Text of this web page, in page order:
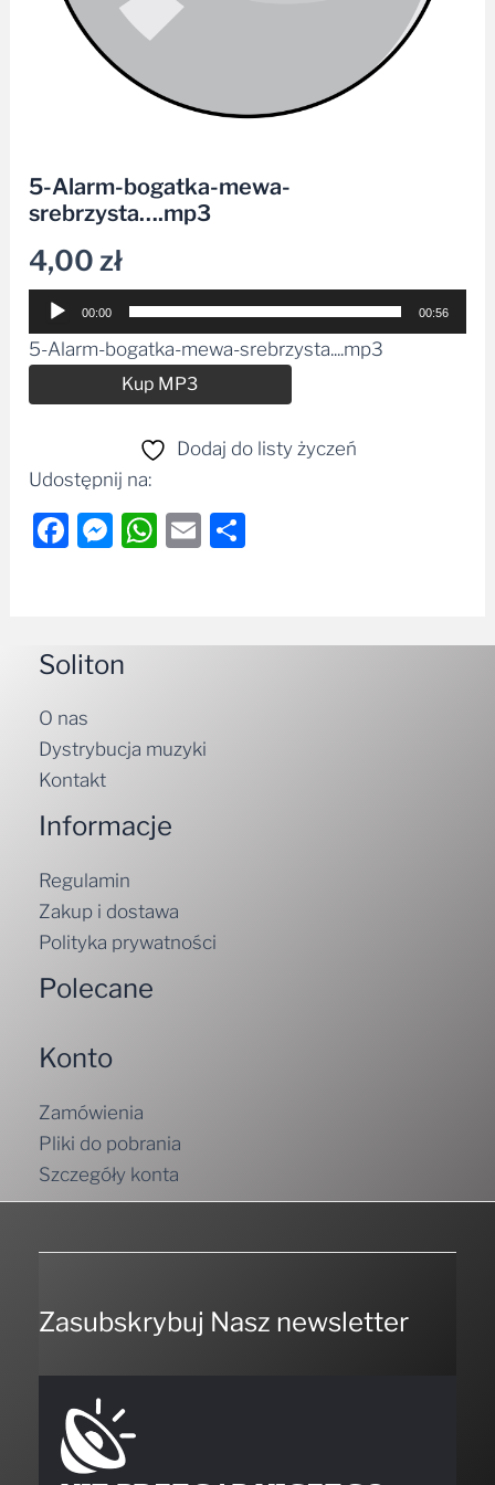
5-Alarm-bogatka-mewa-
srebrzysta….mp3
4,00zł
Odtwarzacz
plików
dźwiękowych
00:00 00:56
5-Alarm-bogatka-mewa-srebrzysta....mp3
Kup MP3
Dodaj do listy życzeń
Udostępnij na:
Facebook
Messenger
WhatsApp
Email
Soliton
O nas
Dystrybucja muzyki
Kontakt
Informacje
Regulamin
Zakup i dostawa
Polityka prywatności
Polecane
Konto
Zamówienia
Pliki do pobrania
Szczegóły konta
Zasubskrybuj Nasz newsletter